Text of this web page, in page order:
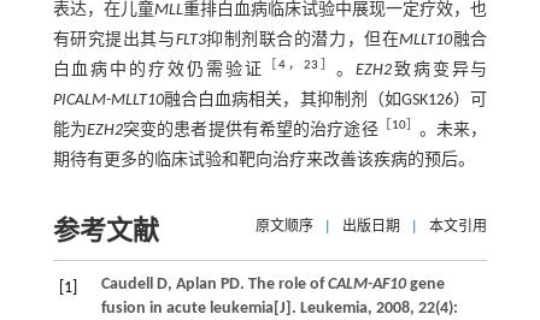
表达，在儿童MLL重排白血病临床试验中展现一定疗效，也
有研究提出其与FLT3抑制剂联合的潜力，但在MLLT10融合
白血病中的疗效仍需验证
［4 ，23 。 EZH2致病变异与
PICALM-MLLT10融合白血病相关，其抑制剂（如GSK126）可
能为EZH2突变的患者提供有希望的治疗途径［ 10］ 。未来，
期待有更多的临床试验和靶向治疗来改善该疾病的预后。
参考文献 原文顺序 出版日期 本文引用
[1] Caudell D, Aplan PD. The role ofCALM-AF10gene
fusion in acute leukemia[J]. Leukemia, 2008, 22(4):